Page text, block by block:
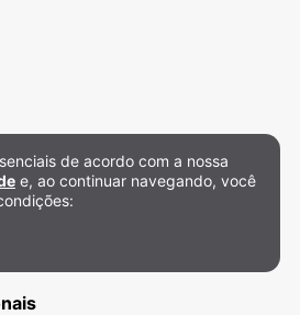
e Cookiesde acordo com a nossa
e, ao continuar navegando, você